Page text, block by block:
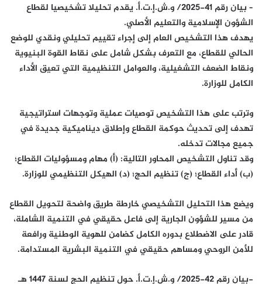
– بيان رقم 41-2025/ و.ش.إ.ت.أ. يقدم تحليلا تشخيصيا لقطاع
الشؤون الإسلامية والتعليم الأصلي.
يهدف هذا التشخيص العام إلى إجراء تقييم تحليلي ونقدي للوضع
الحالي للقطاع، مع التعرف بشكل شامل على نقاط القوة البنيوية
ونقاط الضعف التشغيلية، والعوامل التنظيمية التي تعيق الأداء
الكامل للوزارة.
وترتب على هذا التشخيص توصيات عملية وتوجهات استراتيجية
تهدف إلى تحديث حوكمة القطاع وإطلاق ديناميكية جديدة في
جميع مجالات تدخله.
وقد تناول التشخيص المحاور التالية: (أ) مهام ومسؤوليات القطاع؛
(ب) أداء القطاع؛ (ج) تنظيم الحج؛ (د) الهيكل التنظيمي للوزارة.
ويضع هذا التحليل التشخيصي خارطة طريق واضحة لتحويل القطاع
من مسير للشؤون الجارية إلى فاعل حقيقي في التنمية الشاملة،
قادر على الاضطلاع بدوره الكامل كضامن للهوية الوطنية ورافعة
للأمن الروحي ومساهم حقيقي في التنمية البشرية المستدامة.
-بيان رقم 42-2025/ و.ش.إ.ت.أ. حول تنظيم الحج لسنة 1447 هـ